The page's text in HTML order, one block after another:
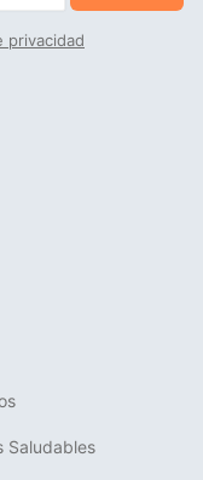
privacidad
Saludables